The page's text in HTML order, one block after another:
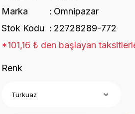
Marka
Omnipazar
Stok Kodu
22728289-772
*101,16 ₺ den başlayan
Renk